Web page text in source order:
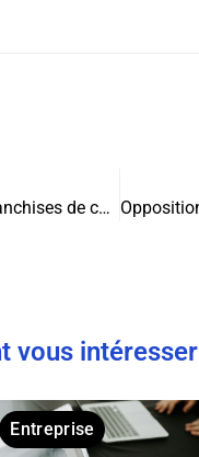
Comment réussir dans le secteur des franchises de cuisine ?
vous intéresser
Entreprise